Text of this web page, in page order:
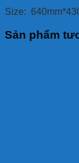
Size:
Sản phẩm